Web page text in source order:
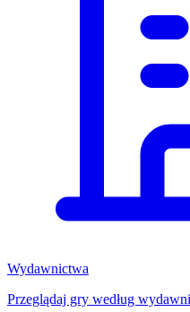
Wydawnictwa
Przeglądaj gry według